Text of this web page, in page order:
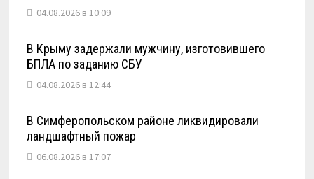
04.08.2026 в 10:09
В Крыму задержали мужчину, изготовившего
БПЛА по заданию СБУ
04.08.2026 в 12:44
В Симферопольском районе ликвидировали
ландшафтный пожар
06.08.2026 в 17:07